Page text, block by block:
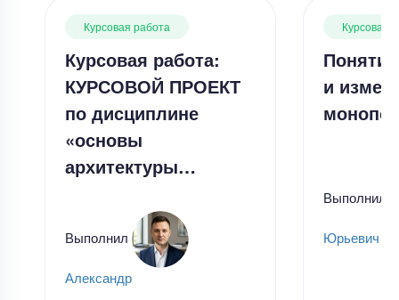
Курсовая работа
Курсовая работа:
КУРСОВОЙ ПРОЕКТ
по дисциплине
«основы
архитектуры…
Выполнил
Александр
Курсовая
и
Выполнил
Юрьевич